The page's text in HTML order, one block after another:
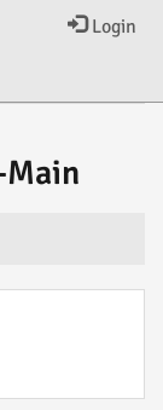
Login